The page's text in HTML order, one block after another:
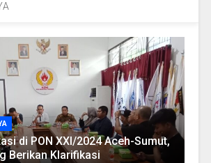
di PON XXI/2024 Aceh-Sumut,
Berikan Klarifikasi